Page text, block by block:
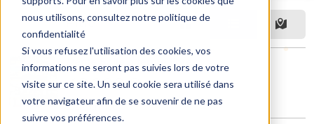
nous utilisons, consultez notre politique de
confidentialité
Si vous refusez l'utilisation des cookies, vos
informations ne seront pas suivies lors de votre
visite sur ce site. Un seul cookie sera utilisé dans
votre navigateur afin de se souvenir de ne pas
suivre vos préférences.
Filtre
Vente Salle à terme libre
49 000 €
par unité